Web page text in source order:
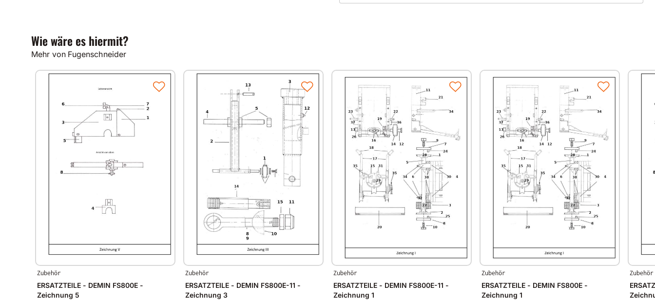
Wie wäre es hiermit?
Mehr von Fugenschneider
Zubehör
ERSATZTEILE - DEMIN FS800E -
Zeichnung 5
Zubehör
ERSATZTEILE - DEMIN FS800E-11 -
Zeichnung 3
Zubehör
ERSATZTEILE - DEMIN FS800E-11 -
Zeichnung 1
Zubehör
ERSATZTEILE - DEMIN FS800E -
Zeichnung 1
Zubehör